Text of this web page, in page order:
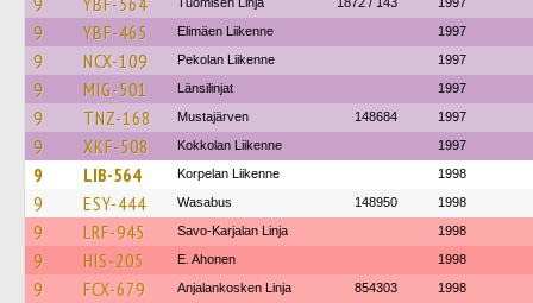
9 YBF-465 Elimäen Liikenne 1997
9 NCX-109 Pekolan Liikenne 1997
9 MIG-501 Länsilinjat 1997
9 TNZ-168 Mustajärven 148684 1997
9 XKF-508 Kokkolan Liikenne 1997
9 LIB-564 Korpelan Liikenne 1998
9 ESY-444 Wasabus 148950 1998
9 LRF-945 Savo-Karjalan Linja 1998
9 HIS-205 E. Ahonen 1998
9 FCX-679 Anjalankosken Linja 854303 1998